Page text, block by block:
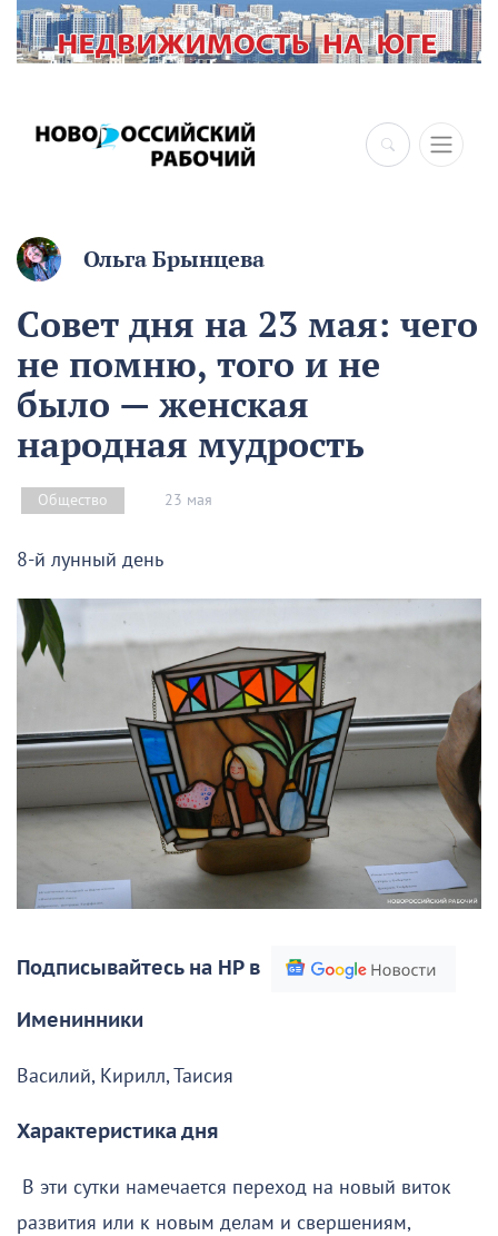
×
Ольга Брынцева
Совет дня на 23 мая: чего
не помню, того и не
было — женская
народная мудрость
Общество 23 мая
8-й лунный день
Подписывайтесь на НР в
Именинники
Василий, Кирилл, Таисия
Характеристика дня
В эти сутки намечается переход на новый виток
развития или к новым делам и свершениям,